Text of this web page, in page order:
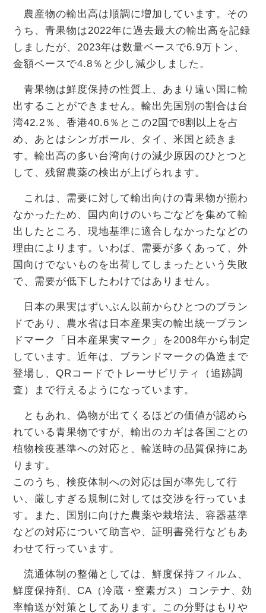
農産物の輸出高は順調に増加しています。その
うち、青果物は2022年に過去最大の輸出高を記録
しましたが、2023年は数量ベースで6.9万トン、
金額ベースで4.8％と少し減少しました。
青果物は鮮度保持の性質上、あまり遠い国に輸
出することができません。輸出先国別の割合は台
湾42.2％、香港40.6％とこの2国で8割以上を占
め、あとはシンガポール、タイ、米国と続きま
す。輸出高の多い台湾向けの減少原因のひとつと
して、残留農薬の検出が上げられます。
これは、需要に対して輸出向けの青果物が揃わ
なかったため、国内向けのいちごなどを集めて輸
出したところ、現地基準に適合しなかったなどの
理由によります。いわば、需要が多くあって、外
国向けでないものを出荷してしまったという失敗
で、需要が低下したわけではありません。
日本の果実はずいぶん以前からひとつのブラン
ドであり、農水省は日本産果実の輸出統一ブラン
ドマーク「日本産果実マーク」を2008年から制定
しています。近年は、ブランドマークの偽造まで
登場し、QRコードでトレーサビリティ（追跡調
査）まで行えるようになっています。
ともあれ、偽物が出てくるほどの価値が認めら
れている青果物ですが、輸出のカギは各国ごとの
植物検疫基準への対応と、輸送時の品質保持にあ
ります。
このうち、検疫体制への対応は国が率先して行
い、厳しすぎる規制に対しては交渉を行っていま
す。また、国別に向けた農薬や栽培法、容器基準
などの対応について助言や、証明書発行などもあ
わせて行っています。
流通体制の整備としては、鮮度保持フィルム、
鮮度保持剤、CA（冷蔵・窒素ガス）コンテナ、効
率輸送が対策としてあります。この分野はもりや